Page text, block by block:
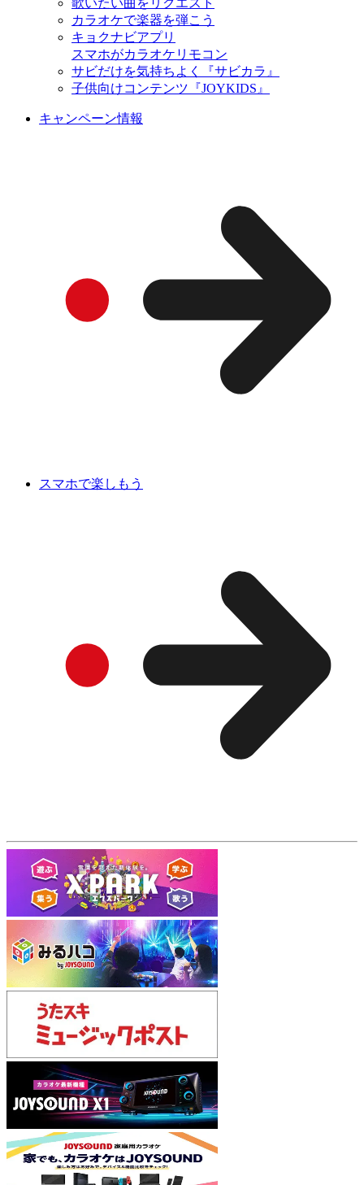
歌いたい曲をリクエスト
カラオケで楽器を弾こう
キョクナビアプリ
スマホがカラオケリモコン
サビだけを気持ちよく『サビカラ』
子供向けコンテンツ『JOYKIDS』
キャンペーン情報
スマホで楽しもう